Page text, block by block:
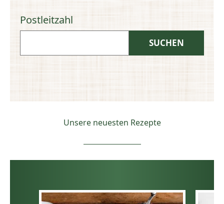
Postleitzahl
Unsere neuesten Rezepte